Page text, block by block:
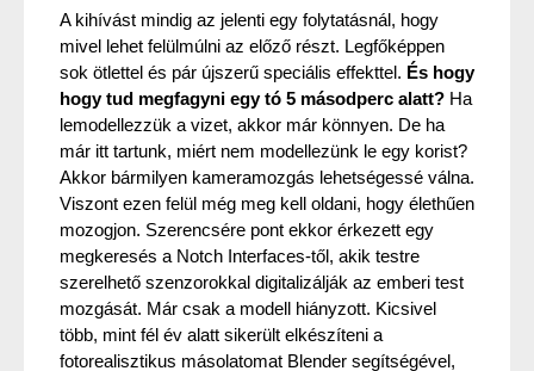
A kihívást mindig az jelenti egy folytatásnál, hogy
mivel lehet felülmúlni az előző részt. Legfőképpen
sok ötlettel és pár újszerű speciális effekttel. És hogy
hogy tud megfagyni egy tó 5 másodperc alatt? Ha
lemodellezzük a vizet, akkor már könnyen. De ha
már itt tartunk, miért nem modellezünk le egy korist?
Akkor bármilyen kameramozgás lehetségessé válna.
Viszont ezen felül még meg kell oldani, hogy élethűen
mozogjon. Szerencsére pont ekkor érkezett egy
megkeresés a Notch Interfaces-től, akik testre
szerelhető szenzorokkal digitalizálják az emberi test
mozgását. Már csak a modell hiányzott. Kicsivel
több, mint fél év alatt sikerült elkészíteni a
fotorealisztikus másolatomat Blender segítségével,